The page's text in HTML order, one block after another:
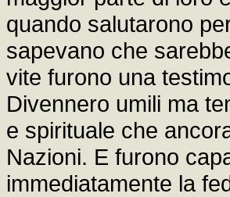
quando salutarono
sapevano che
vite furono una
Divennero umili ma
e spirituale che
Nazioni. E furono
immediatamente la